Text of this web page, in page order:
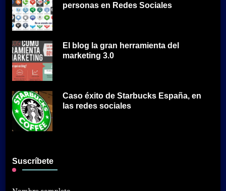
personas en Redes Sociales
El blog la gran herramienta del
marketing 3.0
Caso éxito de Starbucks España, en
las redes sociales
Suscríbete